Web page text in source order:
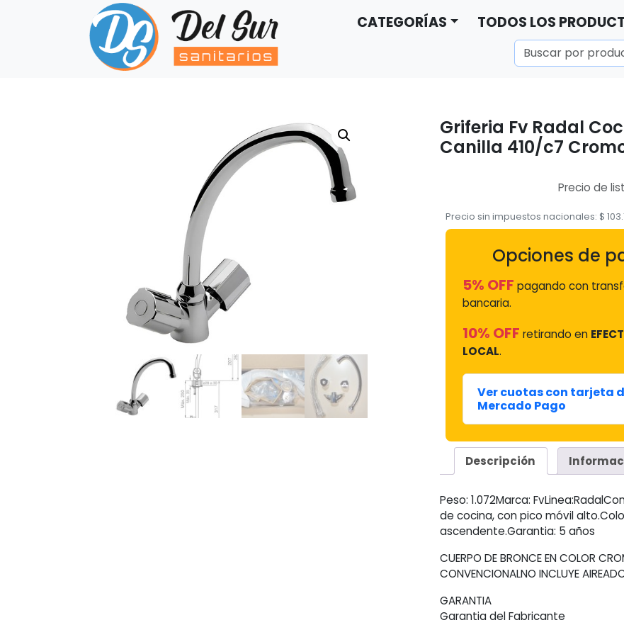
CATEGORÍAS TODOS LOS
Griferia Fv Radal
Canilla 410/c7
Precio de
Precio sin impuestos nacionales: $
Opciones de
5% OFF pagando con
bancaria.
10% OFF retirando en
LOCAL.
Ver cuotas con tarjeta
Mercado Pago
Descripción
Peso: 1.072Marca:
de cocina, con pico móvil
ascendente.Garantia: 5 años
CUERPO DE BRONCE EN COLOR
CONVENCIONALNO INCLUYE
GARANTIA
Garantia del Fabricante